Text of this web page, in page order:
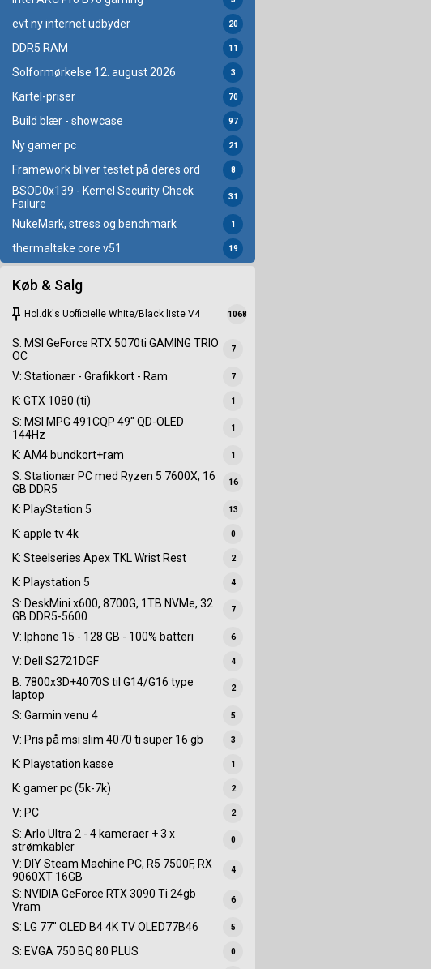
evt ny internet udbyder 20
DDR5 RAM 11
Solformørkelse 12. august 2026 3
Kartel-priser 70
Build blær - showcase 97
Ny gamer pc 21
Framework bliver testet på deres ord 8
BSOD0x139 - Kernel Security Check
Failure
31
NukeMark, stress og benchmark 1
thermaltake core v51 19
Køb & Salg
keep Hol.dk's Uofficielle White/Black liste V4 1068
S: MSI GeForce RTX 5070ti GAMING TRIO
OC
7
V: Stationær - Grafikkort - Ram 7
K: GTX 1080 (ti) 1
S: MSI MPG 491CQP 49" QD-OLED
144Hz
1
K: AM4 bundkort+ram 1
S: Stationær PC med Ryzen 5 7600X, 16
GB DDR5
16
K: PlayStation 5 13
K: apple tv 4k 0
K: Steelseries Apex TKL Wrist Rest 2
K: Playstation 5 4
S: DeskMini x600, 8700G, 1TB NVMe, 32
GB DDR5-5600
7
V: Iphone 15 - 128 GB - 100% batteri 6
V: Dell S2721DGF 4
B: 7800x3D+4070S til G14/G16 type
laptop
2
S: Garmin venu 4 5
V: Pris på msi slim 4070 ti super 16 gb 3
K: Playstation kasse 1
K: gamer pc (5k-7k) 2
V: PC 2
S: Arlo Ultra 2 - 4 kameraer + 3 x
strømkabler
0
V: DIY Steam Machine PC, R5 7500F, RX
9060XT 16GB
4
S: NVIDIA GeForce RTX 3090 Ti 24gb
Vram
6
S: LG 77" OLED B4 4K TV OLED77B46 5
S: EVGA 750 BQ 80 PLUS 0